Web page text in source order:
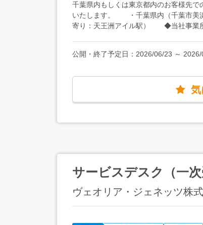
千葉県内もしくは東京都内のお客様先
いたします。 ・千葉県内（千葉市美
寄り：天王洲アイル駅） ◆当社事
公開・終了予定日： 2026/06/23 ～ 2026/
気
サービスデスク（一次
ヴェオリア・ジェネッツ株